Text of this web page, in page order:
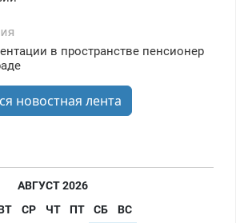
в пространстве пенсионер
новостная лента
АВГУСТ 2026
СР ЧТ ПТ СБ
ВС